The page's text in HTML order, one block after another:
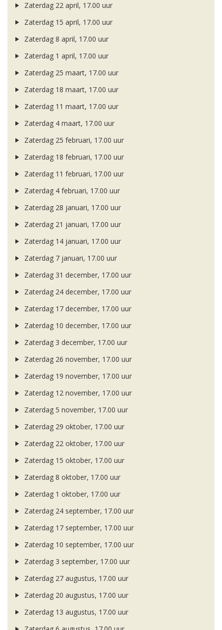
Zaterdag 22 april, 17.00 uur
Zaterdag 15 april, 17.00 uur
Zaterdag 8 april, 17.00 uur
Zaterdag 1 april, 17.00 uur
Zaterdag 25 maart, 17.00 uur
Zaterdag 18 maart, 17.00 uur
Zaterdag 11 maart, 17.00 uur
Zaterdag 4 maart, 17.00 uur
Zaterdag 25 februari, 17.00 uur
Zaterdag 18 februari, 17.00 uur
Zaterdag 11 februari, 17.00 uur
Zaterdag 4 februari, 17.00 uur
Zaterdag 28 januari, 17.00 uur
Zaterdag 21 januari, 17.00 uur
Zaterdag 14 januari, 17.00 uur
Zaterdag 7 januari, 17.00 uur
Zaterdag 31 december, 17.00 uur
Zaterdag 24 december, 17.00 uur
Zaterdag 17 december, 17.00 uur
Zaterdag 10 december, 17.00 uur
Zaterdag 3 december, 17.00 uur
Zaterdag 26 november, 17.00 uur
Zaterdag 19 november, 17.00 uur
Zaterdag 12 november, 17.00 uur
Zaterdag 5 november, 17.00 uur
Zaterdag 29 oktober, 17.00 uur
Zaterdag 22 oktober, 17.00 uur
Zaterdag 15 oktober, 17.00 uur
Zaterdag 8 oktober, 17.00 uur
Zaterdag 1 oktober, 17.00 uur
Zaterdag 24 september, 17.00 uur
Zaterdag 17 september, 17.00 uur
Zaterdag 10 september, 17.00 uur
Zaterdag 3 september, 17.00 uur
Zaterdag 27 augustus, 17.00 uur
Zaterdag 20 augustus, 17.00 uur
Zaterdag 13 augustus, 17.00 uur